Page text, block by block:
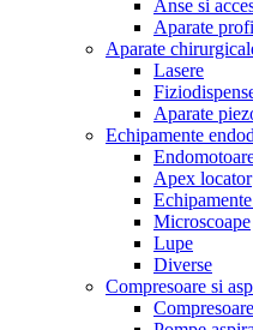
Anse si
Aparate
Aparate
Lasere
Aparate
Echipamente
Apex locator
Microscoape
Lupe
Diverse
Compresoare si
Compresoare